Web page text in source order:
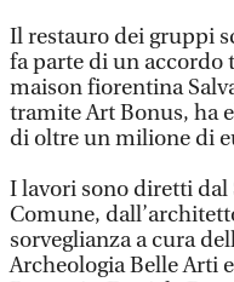
Il restauro dei gruppi
fa parte di un accordo
maison fiorentina
tramite Art Bonus, ha
di oltre un milione di
I lavori sono diretti dal
Comune,
sorveglianza a cura
Archeologia Belle Arti